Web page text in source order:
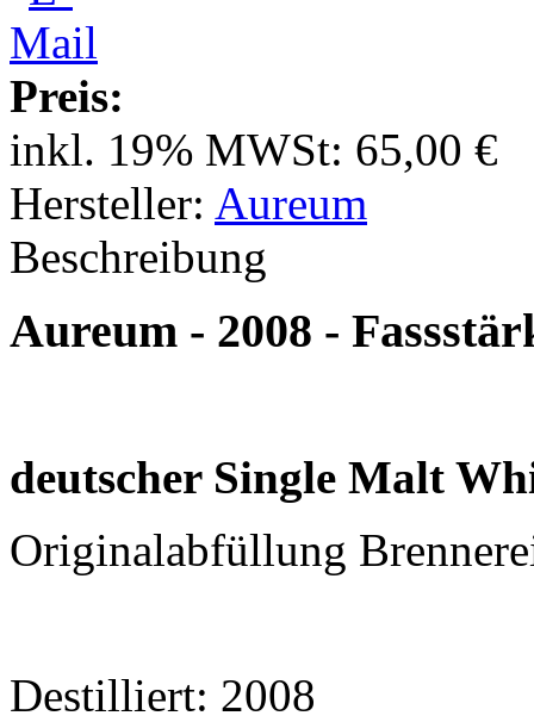
Preis:
inkl. 19% MWSt: 65,00 €
Hersteller: Aureum
Beschreibung
Aureum - 2008 -
deutscher Single Malt
Originalabfüllung
Destilliert: 2008